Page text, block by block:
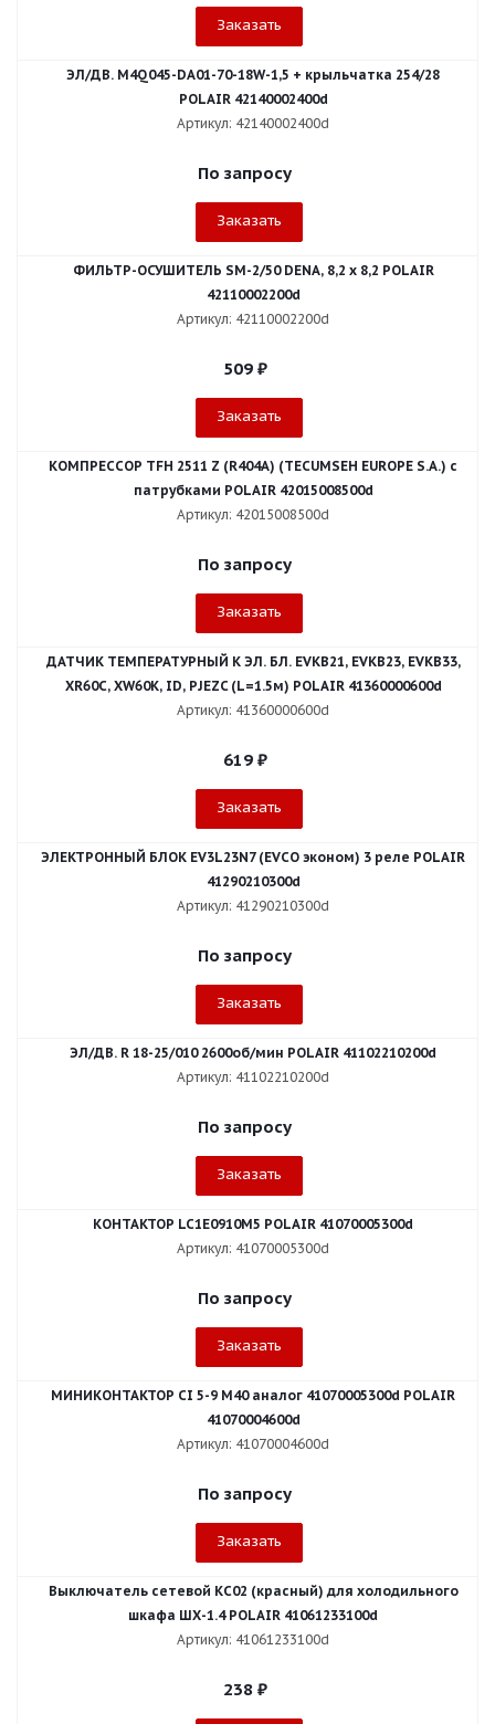
Заказать
ЭЛ/ДВ. M4Q045-DA01-70-18W-1,5 + крыльчатка 254/28
POLAIR 42140002400d
Артикул: 42140002400d
По запросу
Заказать
ФИЛЬТР-ОСУШИТЕЛЬ SM-2/50 DENA, 8,2 x 8,2 POLAIR
42110002200d
Артикул: 42110002200d
509₽
Заказать
КОМПРЕССОР TFH 2511 Z (R404A) (TECUMSEH EUROPE S.A.) с
патрубками POLAIR 42015008500d
Артикул: 42015008500d
По запросу
Заказать
ДАТЧИК ТЕМПЕРАТУРНЫЙ К ЭЛ. БЛ. EVKB21, EVKB23, EVKB33,
XR60C, XW60K, ID, PJEZC (L=1.5м) POLAIR 41360000600d
Артикул: 41360000600d
619₽
Заказать
ЭЛЕКТРОННЫЙ БЛОК EV3L23N7 (EVCO эконом) 3 реле POLAIR
41290210300d
Артикул: 41290210300d
По запросу
Заказать
ЭЛ/ДВ. R 18-25/010 2600об/мин POLAIR 41102210200d
Артикул: 41102210200d
По запросу
Заказать
КОНТАКТОР LC1E0910M5 POLAIR 41070005300d
Артикул: 41070005300d
По запросу
Заказать
МИНИКОНТАКТОР CI 5-9 M40 аналог 41070005300d POLAIR
41070004600d
Артикул: 41070004600d
По запросу
Заказать
Выключатель сетевой КС02 (красный) для холодильного
шкафа ШХ-1.4 POLAIR 41061233100d
Артикул: 41061233100d
238₽